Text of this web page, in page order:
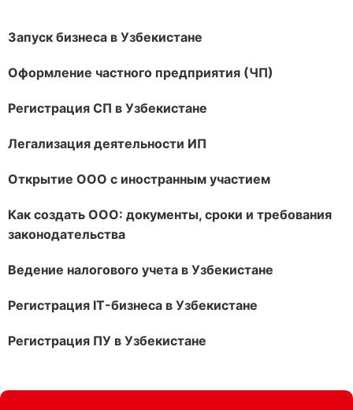
Запуск бизнеса в Узбекистане
Оформление частного предприятия (ЧП)
Регистрация СП в Узбекистане
Легализация деятельности ИП
Открытие ООО с иностранным участием
Как создать ООО: документы, сроки и требования
законодательства
Ведение налогового учета в Узбекистане
Регистрация IT-бизнеса в Узбекистане
Регистрация ПУ в Узбекистане